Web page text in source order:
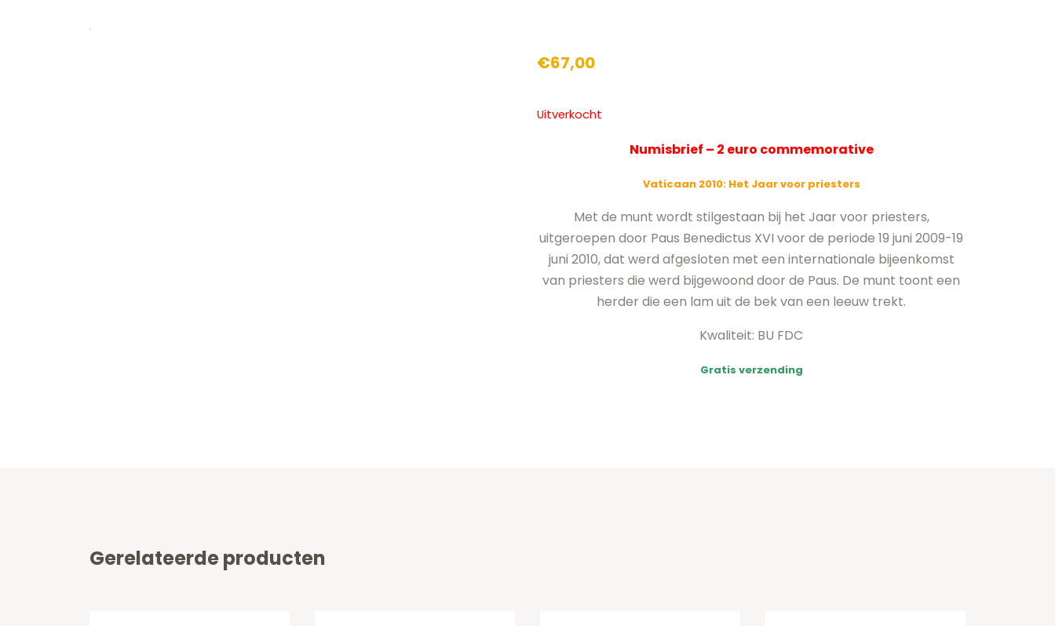
€67,00
Uitverkocht
Numisbrief – 2 euro commemorative
Vaticaan 2010: Het Jaar voor priesters
Met de munt wordt stilgestaan bij het Jaar voor priesters,
uitgeroepen door Paus Benedictus XVI voor de periode 19 juni 2009-19
juni 2010, dat werd afgesloten met een internationale bijeenkomst
van priesters die werd bijgewoond door de Paus. De munt toont een
herder die een lam uit de bek van een leeuw trekt.
Kwaliteit: BU FDC
Gratis verzending
Gerelateerde producten